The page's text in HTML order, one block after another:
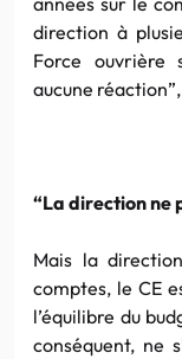
direction à
Force ouvrière
aucune
“La direction ne
Mais la
comptes, le CE
l’équilibre du
conséquent, ne